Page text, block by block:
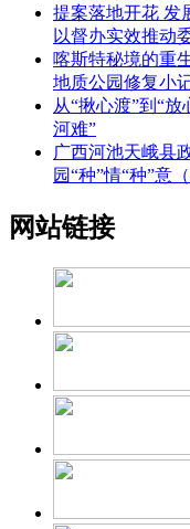
提案落地开花
以督办实效推动
喀斯特秘境的重
地质公园修复小
从“揪心渡”到“
河难”
广西河池天峨县
园“种”情“种”意
网站链接